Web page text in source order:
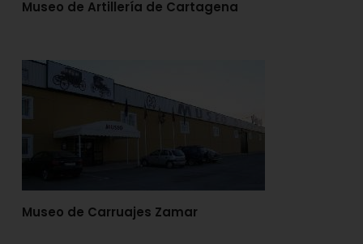
Museo de Artillería de Cartagena
Museo de Carruajes Zamar